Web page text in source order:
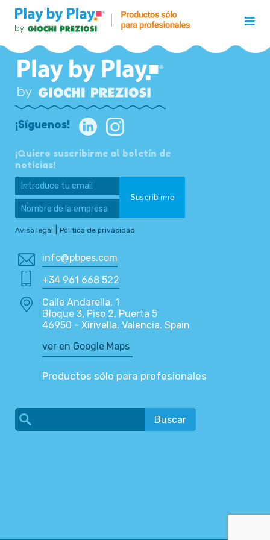
¡Síguenos!
¡Quiero suscribirme al boletín de
noticias!
Aviso legal Política de privacidad
info@pbpes.com
+34 961 668 522
Calle Andarella, 1
Bloque 3, Piso 2, Puerta 5
46950 - Xirivella. Valencia. Spain
ver en Google Maps
Productos sólo para profesionales
Buscar